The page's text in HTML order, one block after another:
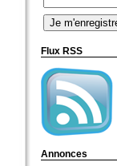
Flux RSS
Annonces